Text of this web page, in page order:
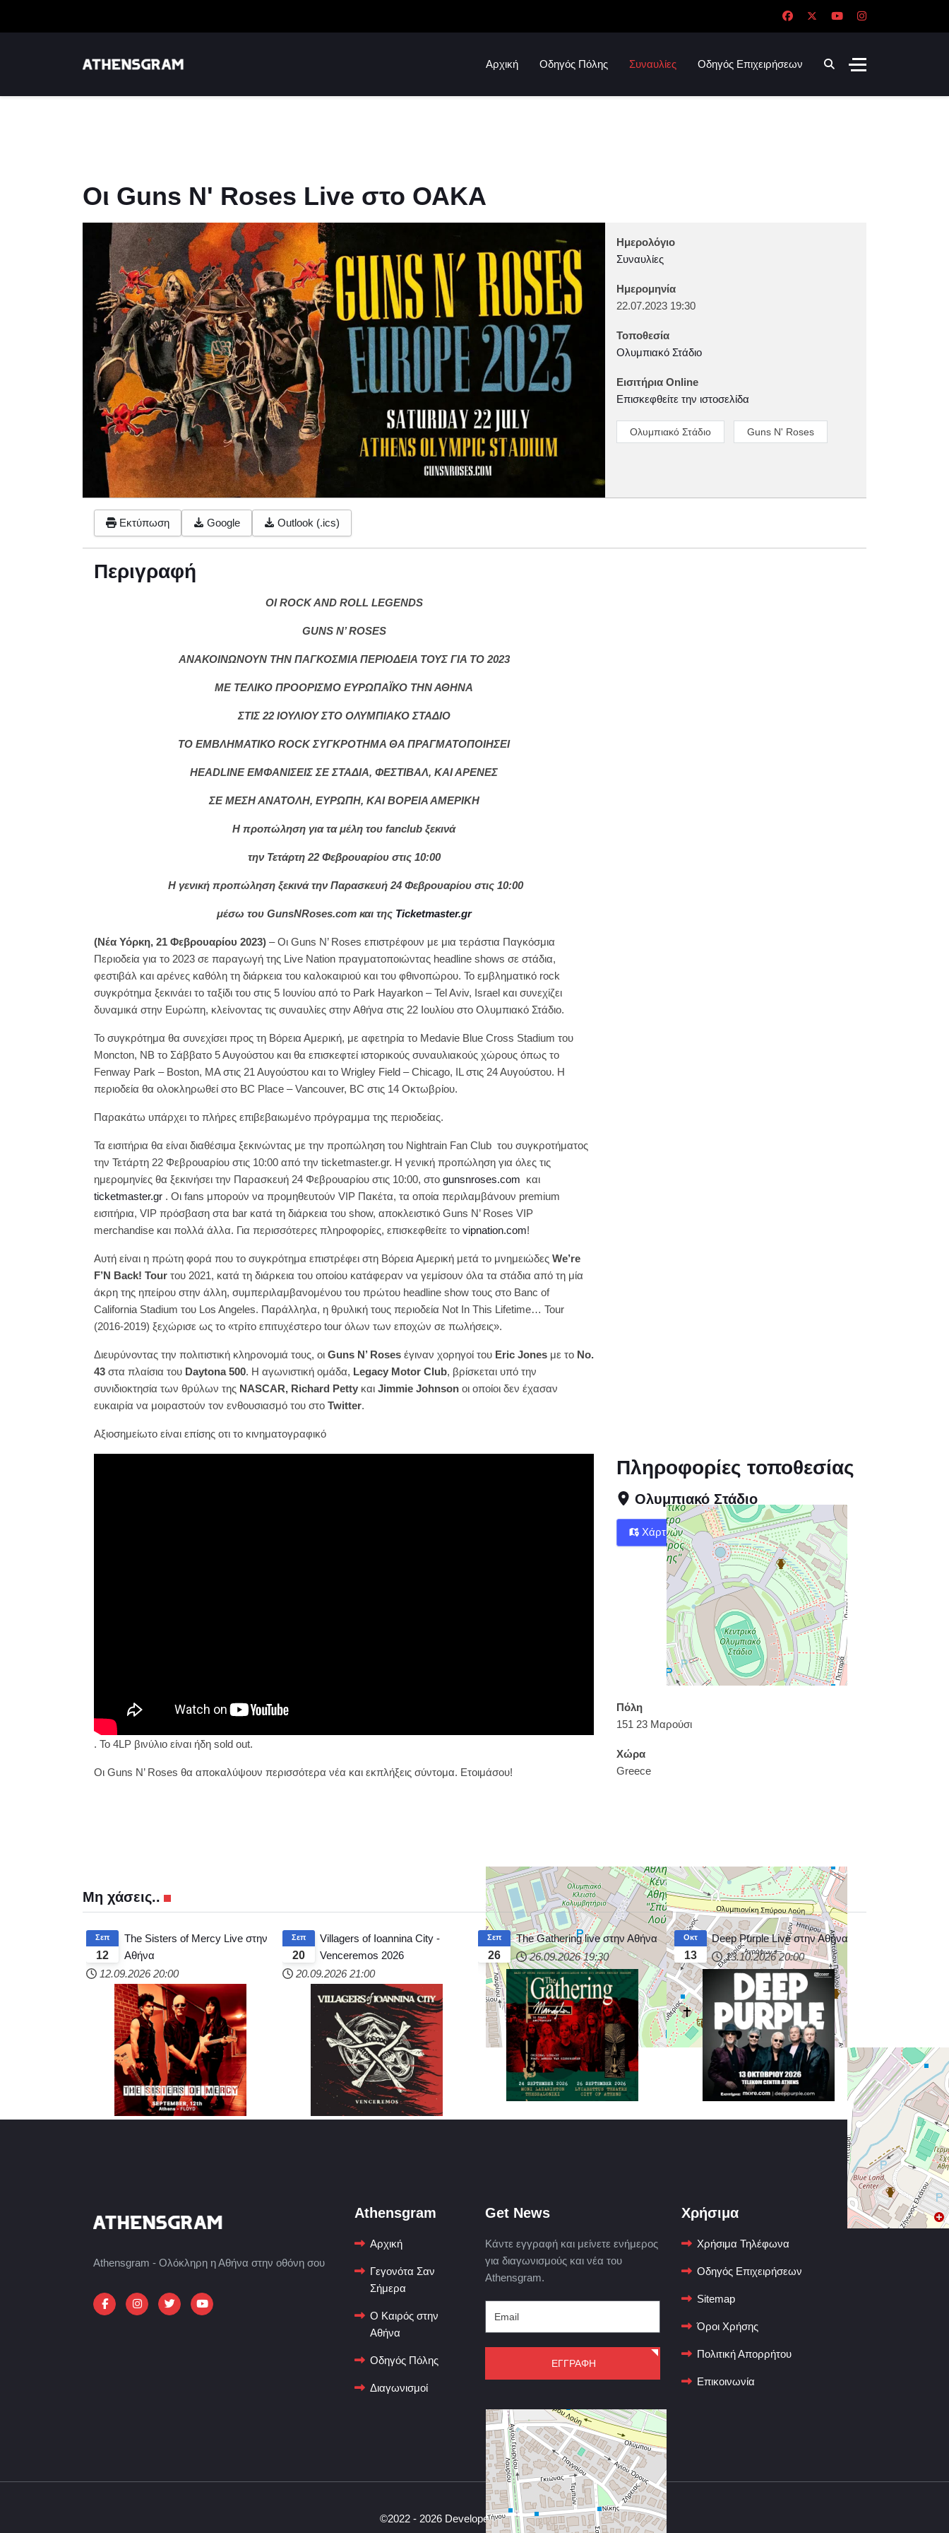
Αρχική Οδηγός Πόλης Συναυλίες Οδηγός Επιχειρήσεων
Οι Guns Ν' Roses Live στο ΟΑΚΑ
Ημερολόγιο
Συναυλίες
Ημερομηνία
22.07.2023 19:30
Τοποθεσία
Ολυμπιακό Στάδιο
Εισιτήρια Online
Επισκεφθείτε την ιστοσελίδα
Ολυμπιακό Στάδιο Guns N' Roses
Εκτύπωση Google Outlook (.ics)
Περιγραφή
ΟΙROCK AND ROLL LEGENDS
GUNS N’ ROSES
ΑΝΑΚΟΙΝΩΝΟΥΝ ΤΗΝ ΠΑΓΚΟΣΜΙΑ ΠΕΡΙΟΔΕΙΑ ΤΟΥΣ ΓΙΑ ΤΟ 2023
ΜΕ ΤΕΛΙΚΟ ΠΡΟΟΡΙΣΜΟ ΕΥΡΩΠΑΪΚΟ ΤΗΝ ΑΘΗΝΑ
ΣΤΙΣ 22 ΙΟΥΛΙΟΥ ΣΤΟ ΟΛΥΜΠΙΑΚΟ ΣΤΑΔΙΟ
ΤΟ ΕΜΒΛΗΜΑΤΙΚΟ ROCKΣΥΓΚΡΟΤΗΜΑ ΘΑ ΠΡΑΓΜΑΤΟΠΟΙΗΣΕΙ
HEADLINEΕΜΦΑΝΙΣΕΙΣ ΣΕ ΣΤΑΔΙΑ, ΦΕΣΤΙΒΑΛ, ΚΑΙ ΑΡΕΝΕΣ
ΣΕ ΜΕΣΗ ΑΝΑΤΟΛΗ, ΕΥΡΩΠΗ, ΚΑΙ ΒΟΡΕΙΑ ΑΜΕΡΙΚΗ
Η προπώληση για τα μέλη του fanclub ξεκινά
την Τετάρτη 22 Φεβρουαρίου στις 10:00
Η γενική προπώληση ξεκινά την Παρασκευή 24 Φεβρουαρίου στις 10:00
μέσω του GunsNRoses.comκαι της Ticketmaster.gr
(Νέα Υόρκη, 21 Φεβρουαρίου 2023) – Οι Guns N’ Roses επιστρέφουν με μια τεράστια Παγκόσμια
Περιοδεία για το 2023 σε παραγωγή της Live Nation πραγματοποιώντας headline shows σε στάδια,
φεστιβάλ και αρένες καθόλη τη διάρκεια του καλοκαιριού και του φθινοπώρου. Το εμβληματικό rock
συγκρότημα ξεκινάει το ταξίδι του στις 5 Ιουνίου από το Park Hayarkon – Tel Aviv, Israel και συνεχίζει
δυναμικά στην Ευρώπη, κλείνοντας τις συναυλίες στην Αθήνα στις 22 Ιουλίου στο Ολυμπιακό Στάδιο.
Το συγκρότημα θα συνεχίσει προς τη Βόρεια Αμερική, με αφετηρία το Medavie Blue Cross Stadium του
Moncton, NB το Σάββατο 5 Αυγούστου και θα επισκεφτεί ιστορικούς συναυλιακούς χώρους όπως το
Fenway Park – Boston, MA στις 21 Αυγούστου και το Wrigley Field – Chicago, IL στις 24 Αυγούστου. Η
περιοδεία θα ολοκληρωθεί στο BC Place – Vancouver, BC στις 14 Οκτωβρίου.
Παρακάτω υπάρχει το πλήρες επιβεβαιωμένο πρόγραμμα της περιοδείας.
Τα εισιτήρια θα είναι διαθέσιμα ξεκινώντας με την προπώληση του Nightrain Fan Club του συγκροτήματος
την Τετάρτη 22 Φεβρουαρίου στις 10:00 από την ticketmaster.gr. Η γενική προπώληση για όλες τις
ημερομηνίες θα ξεκινήσει την Παρασκευή 24 Φεβρουαρίου στις 10:00, στο gunsnroses.com και
ticketmaster.gr . Οι fans μπορούν να προμηθευτούν VIP Πακέτα, τα οποία περιλαμβάνουν premium
εισιτήρια, VIP πρόσβαση στα bar κατά τη διάρκεια του show, αποκλειστικό Guns N’ Roses VIP
merchandise και πολλά άλλα. Για περισσότερες πληροφορίες, επισκεφθείτε το vipnation.com!
Αυτή είναι η πρώτη φορά που το συγκρότημα επιστρέφει στη Βόρεια Αμερική μετά το μνημειώδες We’re
F’N Back! Tour του 2021, κατά τη διάρκεια του οποίου κατάφεραν να γεμίσουν όλα τα στάδια από τη μία
άκρη της ηπείρου στην άλλη, συμπεριλαμβανομένου του πρώτου headline show τους στο Banc of
California Stadium του Los Angeles. Παράλληλα, η θρυλική τους περιοδεία Not In This Lifetime… Tour
(2016-2019) ξεχώρισε ως το «τρίτο επιτυχέστερο tour όλων των εποχών σε πωλήσεις».
Διευρύνοντας την πολιτιστική κληρονομιά τους, οι Guns N’ Roses έγιναν χορηγοί του Eric Jones με το No.
43 στα πλαίσια του Daytona500. Η αγωνιστική ομάδα, Legacy Motor Club, βρίσκεται υπό την
συνιδιοκτησία των θρύλων της NASCAR, Richard Petty και Jimmie Johnson οι οποίοι δεν έχασαν
ευκαιρία να μοιραστούν τον ενθουσιασμό του στο Twitter.
Αξιοσημείωτο είναι επίσης οτι το κινηματογραφικό
. Το 4LP βινύλιο είναι ήδη sold out.
Οι Guns N’ Roses θα αποκαλύψουν περισσότερα νέα και εκπλήξεις σύντομα. Ετοιμάσου!
Πληροφορίες τοποθεσίας
Ολυμπιακό Στάδιο
Χάρτης Οδηγίες
Πόλη
151 23 Μαρούσι
Χώρα
Greece
Μη χάσεις..
12
Σεπ
The Sisters of Mercy Live στην
Αθήνα
12.09.2026 20:00
20
Σεπ
Villagers of Ioannina City -
Venceremos 2026
20.09.2026 21:00
26
Σεπ
The Gathering live στην Αθήνα
26.09.2026 19:30 13
Οκτ
Deep Purple Live στην Αθήνα
13.10.2026 20:00
Athensgram - Ολόκληρη η Αθήνα στην οθόνη σου
Athensgram
Αρχική
Γεγονότα Σαν
Σήμερα
Ο Καιρός στην
Αθήνα
Οδηγός Πόλης
Διαγωνισμοί
Get News
Κάντε εγγραφή και μείνετε ενήμερος
για διαγωνισμούς και νέα του
Athensgram.
ΕΓΓΡΑΦΗ
Χρήσιμα
Χρήσιμα Τηλέφωνα
Οδηγός Επιχειρήσεων
Sitemap
Όροι Χρήσης
Πολιτική Απορρήτου
Επικοινωνία
©2022 - 2026 Developed byWEB Ocean